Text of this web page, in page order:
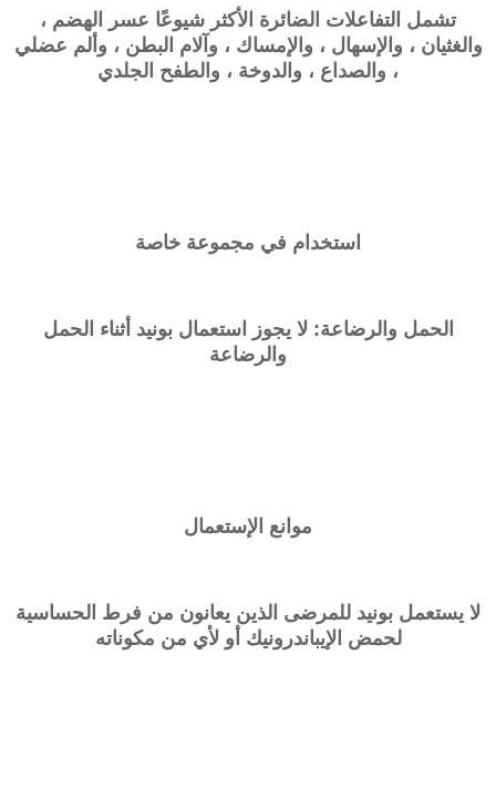
تشمل التفاعلات الضائرة الأكثر شيوعًا عسر الهضم ،
والغثيان ، والإسهال ، والإمساك ، وآلام البطن ، وألم عضلي
، والصداع ، والدوخة ، والطفح الجلدي
استخدام في مجموعة خاصة
الحمل والرضاعة: لا يجوز استعمال بونيد أثناء الحمل
والرضاعة
موانع الإستعمال
لا يستعمل بونيد للمرضى الذين يعانون من فرط الحساسية
لحمض الإيباندرونيك أو لأي من مكوناته